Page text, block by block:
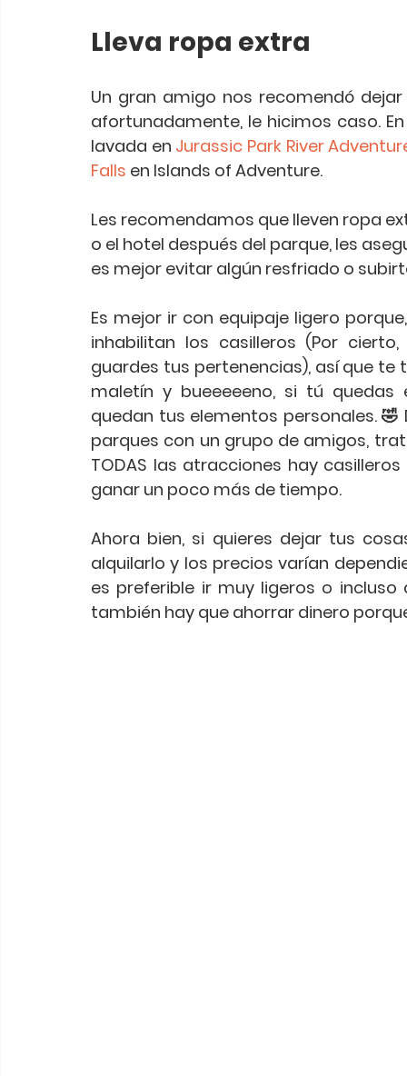
Lleva ropa extra
Un gran amigo nos recomendó
afortunadamente, le hicimos caso.
lavada en Jurassic Park River
Falls en Islands of Adventure.
Les recomendamos que lleven ropa
o el hotel después del parque, les
es mejor evitar algún resfriado o
Es mejor ir con equipaje ligero
inhabilitan los casilleros (Por
guardes tus pertenencias), así que
maletín y bueeeeeno, si tú
quedan tus elementos personales.
parques con un grupo de amigos,
TODAS las atracciones hay
ganar un poco más de tiempo.
Ahora bien, si quieres dejar tus
alquilarlo y los precios varían
es preferible ir muy ligeros o incluso
también hay que ahorrar dinero